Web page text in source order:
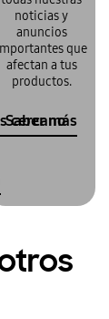
cercano
noticias y
anuncios
que
afectan a tus
productos.
Saber más